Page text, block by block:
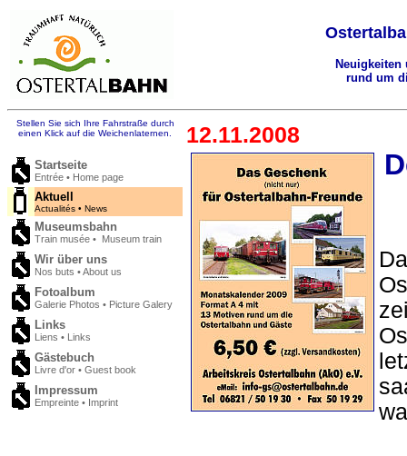
rund um
Stellen Sie sich Ihre Fahrstraße durch
einen Klick auf die Weichenlaternen.
Startseite
Entrée • Home page
Aktuell
Actualités • News
Museumsbahn
Train musée • Museum train
Wir über uns
Nos buts • About us
Fotoalbum
Galerie Photos • Picture Galery
Links
Liens • Links
Gästebuch
Livre d'or • Guest book
Impressum
Empreinte • Imprint
12.11.2008